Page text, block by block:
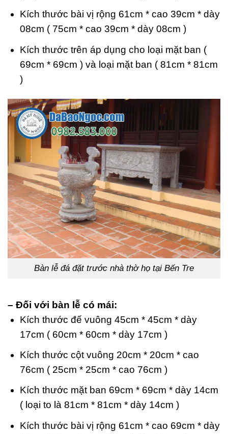
Kích thước bài vị rộng 61cm * cao 39cm * dày
08cm ( 75cm * cao 39cm * dày 08cm )
Kích thước trên áp dụng cho loại mặt ban (
69cm * 69cm ) và loại mặt ban ( 81cm * 81cm
)
Bàn lễ đá đặt trước nhà thờ họ tại Bến Tre
– Đối với bàn lễ có mái:
Kích thước đế vuông 45cm * 45cm * dày
17cm ( 60cm * 60cm * dày 17cm )
Kích thước cột vuông 20cm * 20cm * cao
76cm ( 25cm * 25cm * cao 76cm )
Kích thước mặt ban 69cm * 69cm * dày 14cm
( loại to là 81cm * 81cm * dày 14cm )
Kích thước bài vị rộng 61cm * cao 69cm * dày